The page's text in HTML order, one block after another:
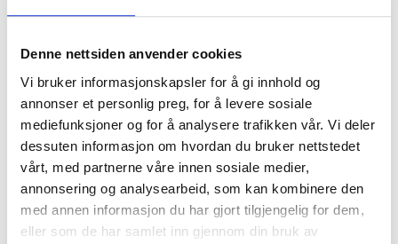
Denne nettsiden anvender cookies
Vi bruker informasjonskapsler for å gi innhold og
annonser et personlig preg, for å levere sosiale
mediefunksjoner og for å analysere trafikken vår. Vi deler
dessuten informasjon om hvordan du bruker nettstedet
vårt, med partnerne våre innen sosiale medier,
annonsering og analysearbeid, som kan kombinere den
med annen informasjon du har gjort tilgjengelig for dem,
eller som de har samlet inn gjennom din bruk av
Asbestos free brake pads for 2 wheels.
Technical specifications
Width
156,4 / 155,2 mm
Height
71,5 / 66,2 mm
Thickness
20 mm
Wear warners
1 pcs